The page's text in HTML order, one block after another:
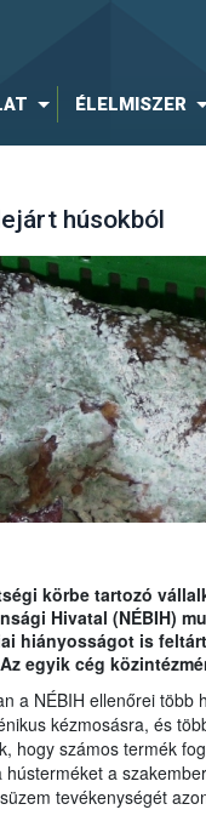
ÉLELMISZER
húsokból
körbe tartozó
Hivatal (NÉBIH)
hiányosságot is
egyik cég
a NÉBIH ellenőrei több
kézmosásra, és
hogy számos termék
a
tevékenységét